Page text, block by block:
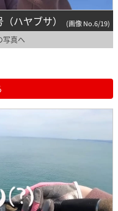
ハヤブサ） (画像 No.6/19)
写真へ